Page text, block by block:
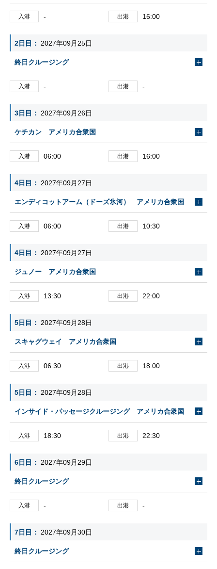
入港 - 出港 16:00
2日目 2027年09月25日
終日クルージング
入港 - 出港 -
3日目 2027年09月26日
ケチカン アメリカ合衆国
入港 06:00 出港 16:00
4日目 2027年09月27日
エンディコットアーム（ドーズ氷河） アメリカ合衆国
入港 06:00 出港 10:30
4日目 2027年09月27日
ジュノー アメリカ合衆国
入港 13:30 出港 22:00
5日目 2027年09月28日
スキャグウェイ アメリカ合衆国
入港 06:30 出港 18:00
5日目 2027年09月28日
インサイド・パッセージクルージング アメリカ合衆国
入港 18:30 出港 22:30
6日目 2027年09月29日
終日クルージング
入港 - 出港 -
7日目 2027年09月30日
終日クルージング